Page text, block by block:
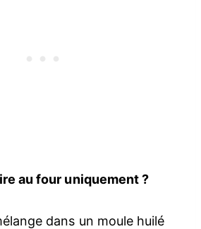
au four uniquement ?
dans un moule huilé